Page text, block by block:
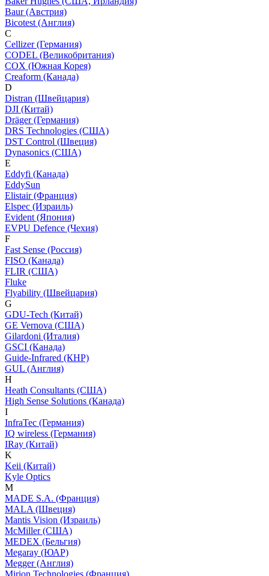
Baur (Австрия)
Bicotest (Англия)
C
Cellizer (Германия)
CODEL (Великобритания)
COX (Южная Корея)
Creaform (Канада)
D
Distran (Швейцария)
DJI (Китай)
Dräger (Германия)
DRS Technologies (США)
DST Control (Швеция)
Dynasonics (США)
E
Eddyfi (Канада)
EddySun
Elistair (Франция)
Elspec (Израиль)
Evident (Япония)
EVPU Defence (Чехия)
F
Fast Sense (Россия)
FISO (Канада)
FLIR (США)
Fluke
Flyability (Швейцария)
G
GDU-Tech (Китай)
GE Vernova (США)
Gilardoni (Италия)
GSCI (Канада)
Guide-Infrared (КНР)
GUL (Англия)
H
Heath Consultants (США)
High Sense Solutions (Канада)
I
InfraTec (Германия)
IQ wireless (Германия)
IRay (Китай)
K
Keii (Китай)
Kyle Optics
M
MADE S.A. (Франция)
MALA (Швеция)
Mantis Vision (Израиль)
McMiller (США)
MEDEX (Бельгия)
Megaray (ЮАР)
Megger (Англия)
Mirion Technologies (Франция)